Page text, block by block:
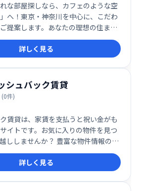
な部屋探しなら、カフェのような空
へ！東京・神奈川を中心に、こだわ
提案します。あなたの理想の住まい
たします。
詳しく見る
シュバック賃貸
(0件)
賃貸は、家賃を支払うと祝い金がも
イトです。お気に入りの物件を見つ
ししませんか？ 豊富な物件情報の中
う物件を簡単に見つけることができま
活をもっと豊かに！
詳しく見る